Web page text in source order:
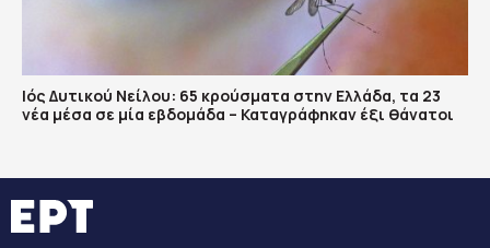
Ιός Δυτικού Νείλου: 65 κρούσματα στην Ελλάδα, τα 23
νέα μέσα σε μία εβδομάδα – Καταγράφηκαν έξι θάνατοι